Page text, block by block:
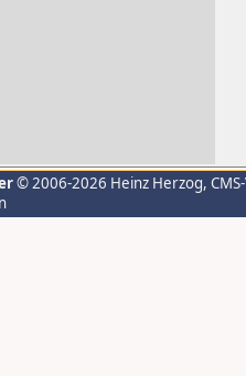
© 2006-2026 Heinz Herzog,